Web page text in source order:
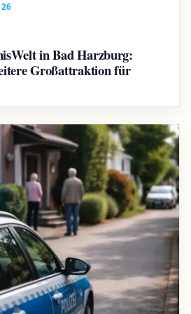
in Bad Harzburg:
Großattraktion für